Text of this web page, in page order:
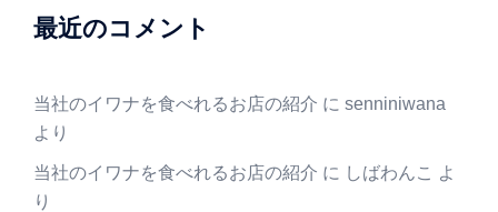
最近のコメント
当社のイワナを食べれるお店の紹介 に senniniwana
より
当社のイワナを食べれるお店の紹介 に しばわんこ よ
り